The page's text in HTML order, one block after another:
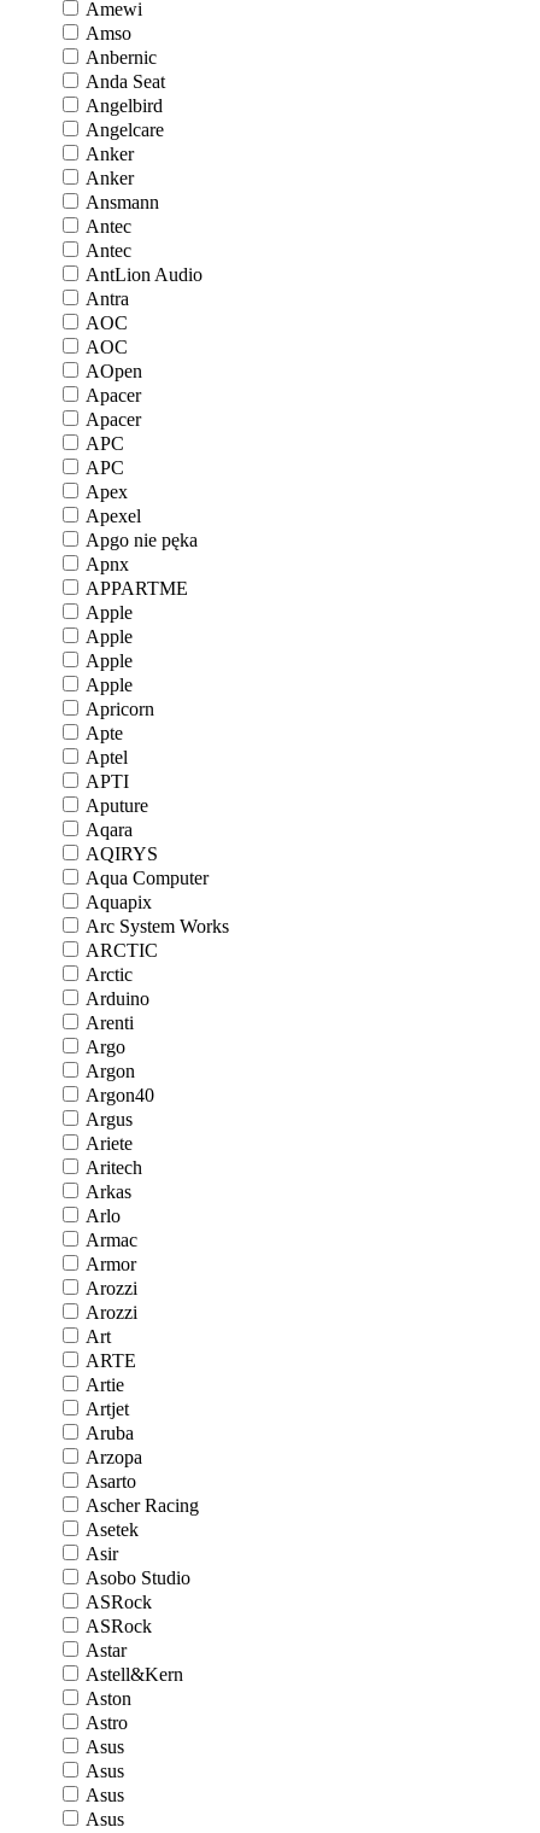
Amewi
Amso
Anbernic
Anda Seat
Angelbird
Angelcare
Anker
Anker
Ansmann
Antec
Antec
AntLion Audio
Antra
AOC
AOC
AOpen
Apacer
Apacer
APC
APC
Apex
Apexel
Apgo nie pęka
Apnx
APPARTME
Apple
Apple
Apple
Apple
Apricorn
Apte
Aptel
APTI
Aputure
Aqara
AQIRYS
Aqua Computer
Aquapix
Arc System Works
ARCTIC
Arctic
Arduino
Arenti
Argo
Argon
Argon40
Argus
Ariete
Aritech
Arkas
Arlo
Armac
Armor
Arozzi
Arozzi
Art
ARTE
Artie
Artjet
Aruba
Arzopa
Asarto
Ascher Racing
Asetek
Asir
Asobo Studio
ASRock
ASRock
Astar
Astell&Kern
Aston
Astro
Asus
Asus
Asus
Asus